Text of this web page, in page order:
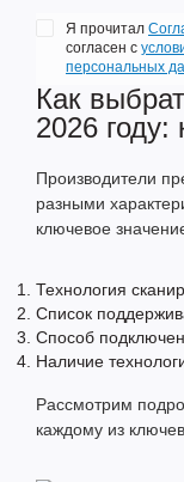
Я прочитал
согласен с
персональных
Как
2026 году:
Производители
разными
ключевое
Технология
Список
Способ
Наличие
Рассмотрим
каждому из